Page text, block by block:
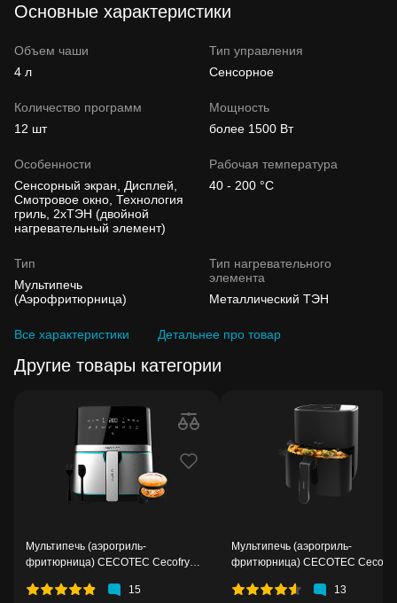
Основные характеристики
Объем чаши
4 л
Тип управления
Сенсорное
Количество программ
12 шт
Мощность
более 1500 Вт
Особенности
Сенсорный экран, Дисплей,
Смотровое окно, Технология
гриль, 2хТЭН (двойной
нагревательный элемент)
Рабочая температура
40 - 200 °C
Тип
Мультипечь
(Аэрофритюрница)
Тип нагревательного
элемента
Металлический ТЭН
Все характеристики Детальнее про товар
Другие товары категории
Мультипечь (аэрогриль-
фритюрница) CECOTEC Cecofry
15
Мультипечь (аэрогриль-
фритюрница) CECOTEC Cecofry
13